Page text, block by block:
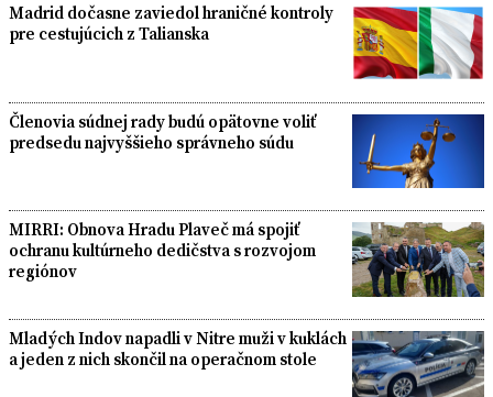
Madrid dočasne zaviedol hraničné kontroly
pre cestujúcich z Talianska
Členovia súdnej rady budú opätovne voliť
predsedu najvyššieho správneho súdu
MIRRI: Obnova Hradu Plaveč má spojiť
ochranu kultúrneho dedičstva s rozvojom
regiónov
Mladých Indov napadli v Nitre muži v kuklách
a jeden z nich skončil na operačnom stole